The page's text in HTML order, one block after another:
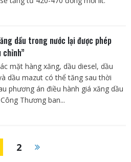
dầu trong nước lại được phép
chỉnh”
mặt hàng xăng, dầu diesel, dầu
dầu mazut có thể tăng sau thời
phương án điều hành giá xăng dầu
Thương ban...
2